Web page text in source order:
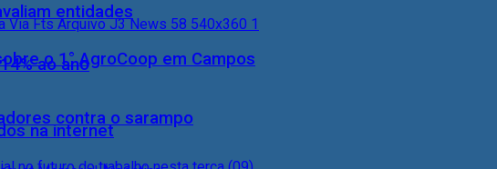
entidades
ao ano
contra o sarampo
o 1° AgroCoop em Campos
na internet